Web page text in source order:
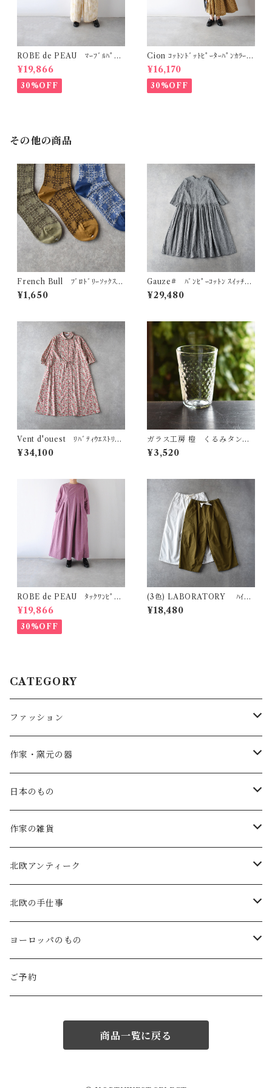
ROBE de PEAU ﾏｰﾌﾞﾙﾊﾟﾀｰ
ﾝ ﾜｲﾄﾞﾊﾟﾝﾂ (ｽｷﾝﾏｰﾌﾞﾙ(ｲｴﾛｰ系)
) R303
¥19,866
30%OFF
Cion ｺｯﾄﾝﾄﾞｯﾄﾋﾟｰﾀｰﾊﾟﾝｶﾗｰﾜﾝ
ﾋﾟｰｽ (ｵﾘｰﾌﾞﾌﾞﾗｳﾝ) 19-2525
9
¥16,170
30%OFF
その他の商品
French Bull ﾌﾞﾛﾄﾞﾘｰｿｯｸｽ
11-26254
¥1,650
Gauze# ﾊﾞﾝﾋﾟｰｺｯﾄﾝ ｽｲｯﾁﾝ
ｸﾞｷﾞｬｻﾞｰﾜﾝﾋﾟｰｽ (ﾎﾜｲﾄ×ﾌﾞﾗｯｸ)
G1194
¥29,480
Vent d'ouest ﾘﾊﾞﾃｨｳｴｽﾄﾘﾎﾞ
ﾝｼｬﾂﾜﾝﾋﾟｰｽ (ﾚｯﾄﾞ系) VE316
01
¥34,100
ガラス工房 橙 くるみタンブ
ラー・S（ダイヤ）
¥3,520
ROBE de PEAU ﾀｯｸﾜﾝﾋﾟｰｽ
(ﾌﾟﾗﾑ) R342
¥19,866
30%OFF
(3色) LABORATORY ﾊｲｶｳ
ﾝﾄﾂｲﾙ ﾆｰﾀﾞｰﾂﾊﾟﾝﾂ LA491
¥18,480
CATEGORY
ファッション
SALE
atelier naruse
atelier naruse (ﾌｫｰﾏﾙ)
MAGALI
Gauze#
ROBE de PEAU
LABORATORY
Atelier d'antan (ｳｪｱ)
作家・窯元の器
矢島操(器)
小鹿田焼の器
中川紀夫(器)
斉藤幸代（器）
icura(木工）
でく工房(ガラス)
日本のもの
コーヒーの道具
鳥越の竹細工(岩手)
わら細工たくぼ(宮崎)
南部鉄器(岩手)
佐渡の釜敷(新潟)
ガラスの保存瓶
作家の雑貨
habotan
幸生窯
kitona(木製ﾌﾞﾛｰﾁ)
edge(革ﾌﾞﾛｰﾁ)
ninon(白樺ﾌﾞﾛｰﾁ)
北欧アンティーク
ARABIA・iittala
グラスウェア
Kronjyden/B&G
Rorstrand・Gefle
北欧の手仕事
白樺の雑貨
白樺のオーナメント
ラトビアの民芸品
ヨーロッパのもの
スウェーデン
Coltello (ｶﾄﾗﾘｰ)
Bjorklund (ｹｰｷｻｰﾊﾞｰ)
Creamore Mill (木製品)
ご予約
商品一覧に戻る